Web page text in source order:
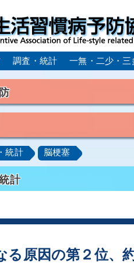
調査・統計 一無・二少・三
脂血症） 糖尿病
ドローム
動脈硬化
心
アルコール肝疾患
サルコペニア／フレイル
統計 脳梗塞
計
る原因の第２位、